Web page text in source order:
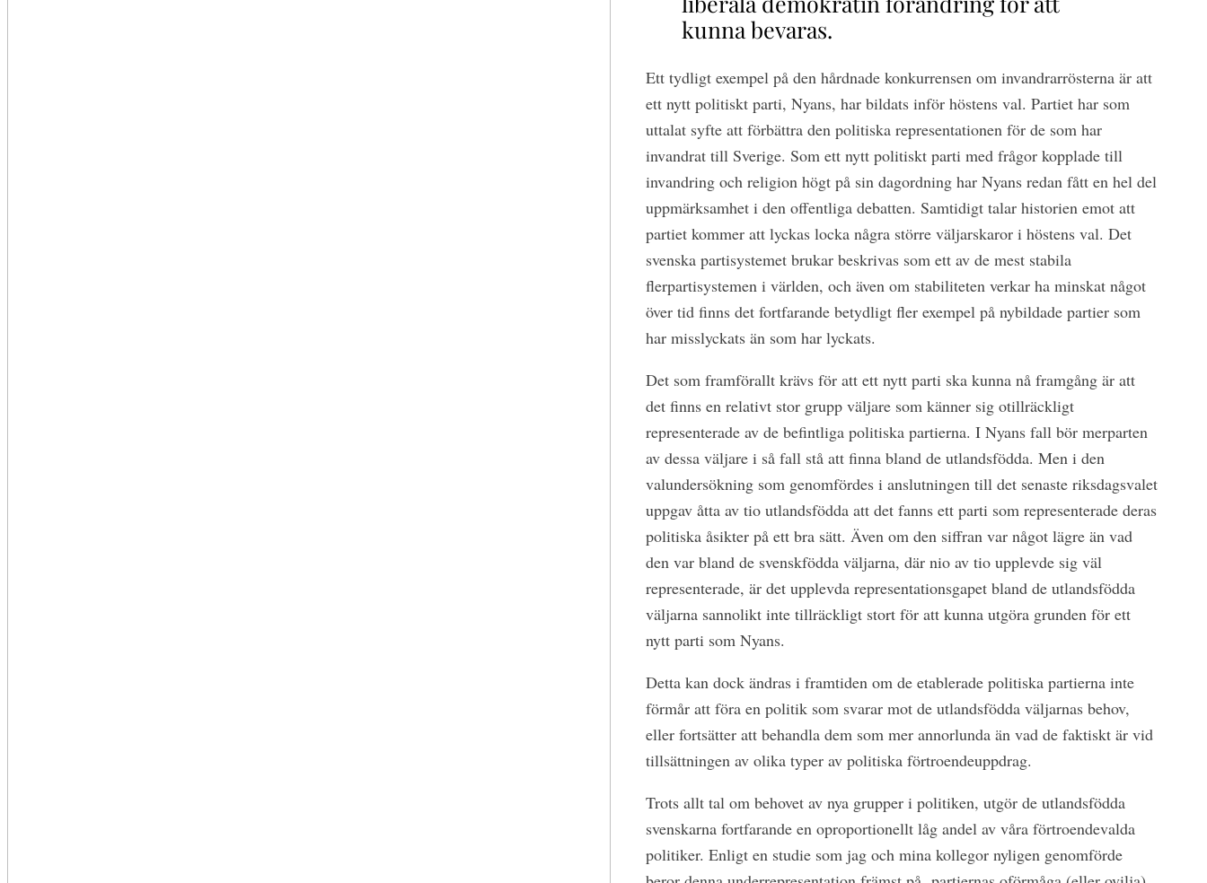
kunna bevaras.
Ett tydligt exempel på den hårdnade konkurrensen om invandrarrösterna är att
ett nytt politiskt parti, Nyans, har bildats inför höstens val. Partiet har som
uttalat syfte att förbättra den politiska representationen för de som har
invandrat till Sverige. Som ett nytt politiskt parti med frågor kopplade till
invandring och religion högt på sin dagordning har Nyans redan fått en hel del
uppmärksamhet i den offentliga debatten. Samtidigt talar historien emot att
partiet kommer att lyckas locka några större väljarskaror i höstens val. Det
svenska partisystemet brukar beskrivas som ett av de mest stabila
flerpartisystemen i världen, och även om stabiliteten verkar ha minskat något
över tid finns det fortfarande betydligt fler exempel på nybildade partier som
har misslyckats än som har lyckats.
Det som framförallt krävs för att ett nytt parti ska kunna nå framgång är att
det finns en relativt stor grupp väljare som känner sig otillräckligt
representerade av de befintliga politiska partierna. I Nyans fall bör merparten
av dessa väljare i så fall stå att finna bland de utlandsfödda. Men i den
valundersökning som genomfördes i anslutningen till det senaste riksdagsvalet
uppgav åtta av tio utlandsfödda att det fanns ett parti som representerade deras
politiska åsikter på ett bra sätt. Även om den siffran var något lägre än vad
den var bland de svenskfödda väljarna, där nio av tio upplevde sig väl
representerade, är det upplevda representationsgapet bland de utlandsfödda
väljarna sannolikt inte tillräckligt stort för att kunna utgöra grunden för ett
nytt parti som Nyans.
Detta kan dock ändras i framtiden om de etablerade politiska partierna inte
förmår att föra en politik som svarar mot de utlandsfödda väljarnas behov,
eller fortsätter att behandla dem som mer annorlunda än vad de faktiskt är vid
tillsättningen av olika typer av politiska förtroendeuppdrag.
Trots allt tal om behovet av nya grupper i politiken, utgör de utlandsfödda
svenskarna fortfarande en oproportionellt låg andel av våra förtroendevalda
politiker. Enligt en studie som jag och mina kollegor nyligen genomförde